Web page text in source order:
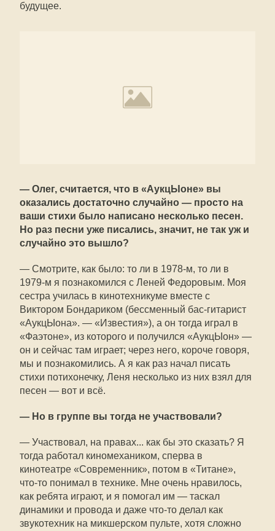
будущее.
— Олег, считается, что в «АукцЫоне» вы
оказались достаточно случайно — просто на
ваши стихи было написано несколько песен.
Но раз песни уже писались, значит, не так уж и
случайно это вышло?
— Смотрите, как было: то ли в 1978-м, то ли в
1979-м я познакомился с Леней Федоровым. Моя
сестра училась в кинотехникуме вместе с
Виктором Бондариком (бессменный бас-гитарист
«АукцЫона». — «Известия»), а он тогда играл в
«Фаэтоне», из которого и получился «АукцЫон» —
он и сейчас там играет; через него, короче говоря,
мы и познакомились. А я как раз начал писать
стихи потихонечку, Леня несколько из них взял для
песен — вот и всё.
— Но в группе вы тогда не участвовали?
— Участвовал, на правах... как бы это сказать? Я
тогда работал киномехаником, сперва в
кинотеатре «Современник», потом в «Титане»,
что-то понимал в технике. Мне очень нравилось,
как ребята играют, и я помогал им — таскал
динамики и провода и даже что-то делал как
звукотехник на микшерском пульте, хотя сложно